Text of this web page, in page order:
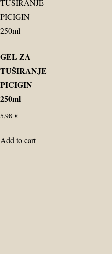
GEL ZA
TUŠIRANJE
PICIGIN
250ml
5,98 €
Add to cart